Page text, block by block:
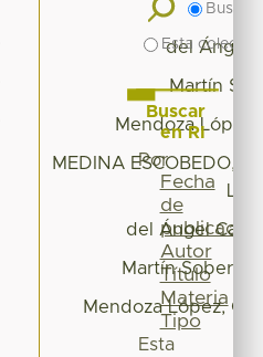
del Ángel
Martín
Mendoza
MEDINA ESCOBEDO,
del Ángel
Martín
Mendoza López,
Buscar
Esta
Buscar
en RI
Por
Fecha
de
publicación
Autor
Título
Materia
Tipo
Esta